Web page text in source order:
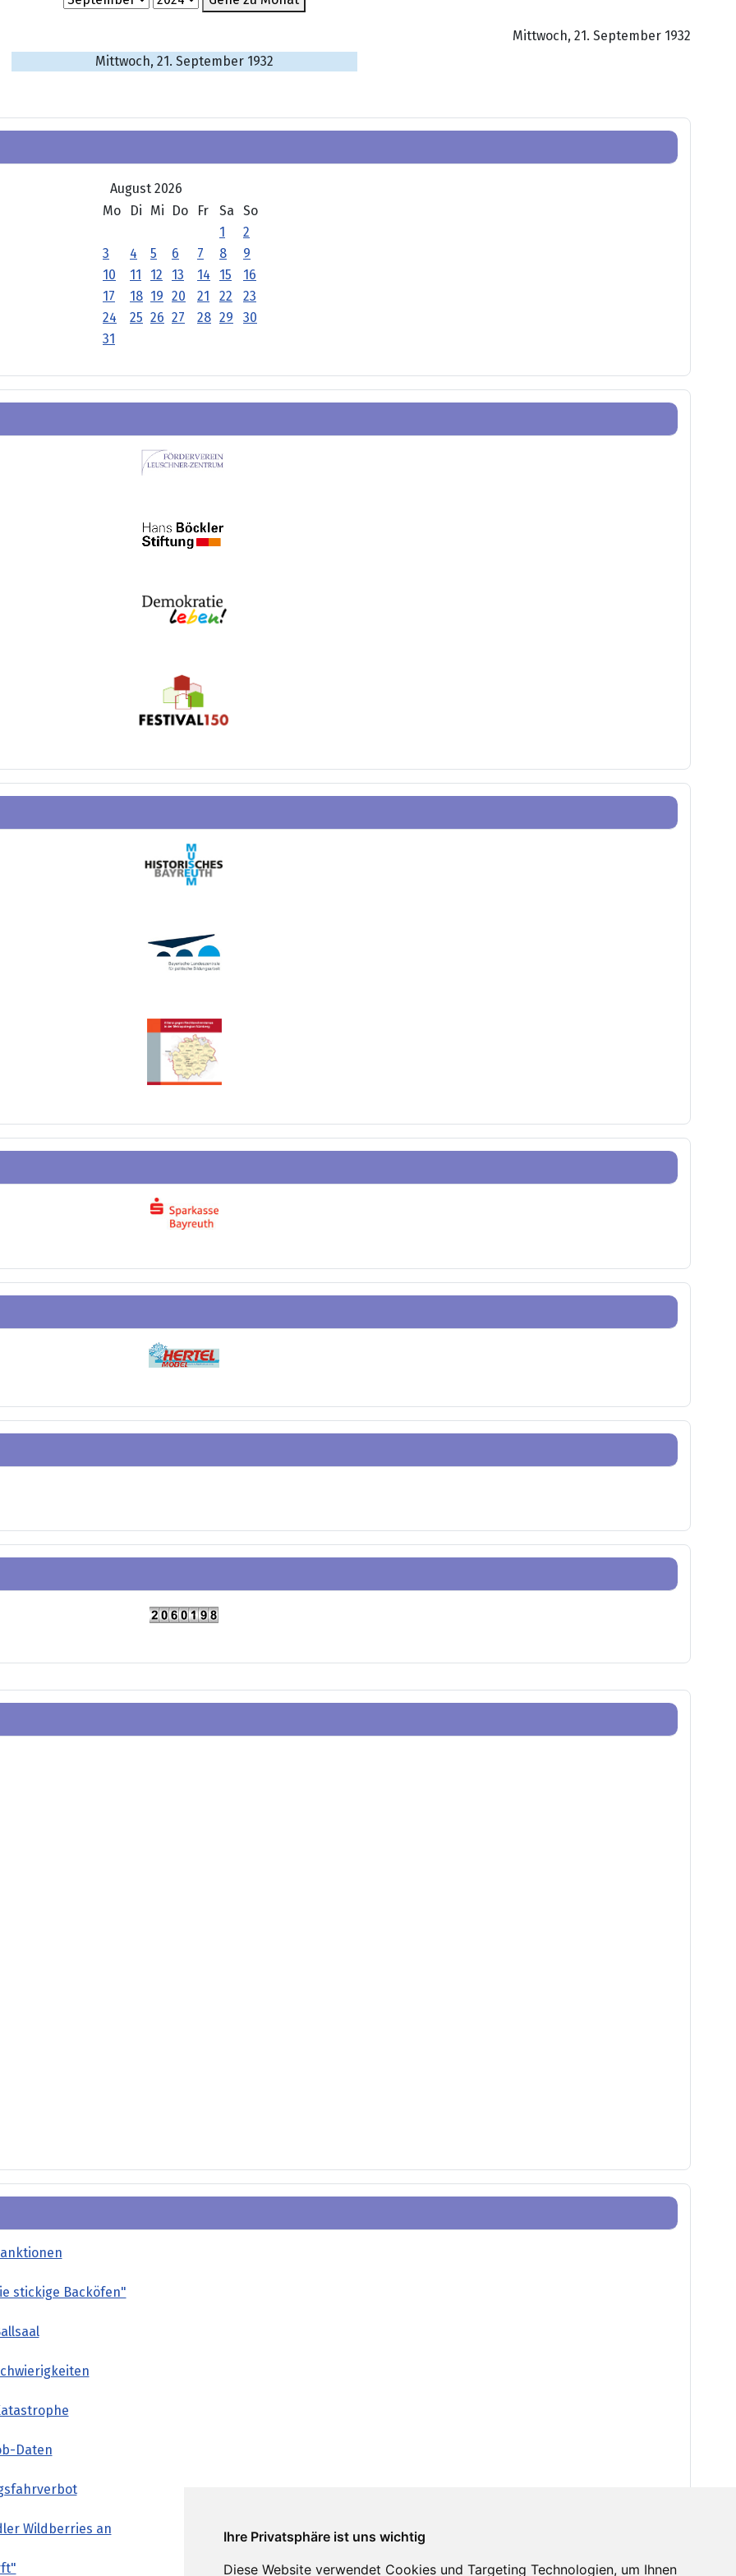
Ihre Privatsphäre ist uns wichtig
Diese Website verwendet Cookies und Targeting Technologien, um Ihnen
stickige Backöfen"
Daten
Wildberries an
Mittwoch, 21. September 1932
Mittwoch, 21. September 1932
August 2026
Mo
Di Mi Do Fr Sa
So
1
2
3
4 5 6 7 8
9
10
11 12 13 14 15
16
17
18 19 20 21 22
23
24
25 26 27 28 29
30
31